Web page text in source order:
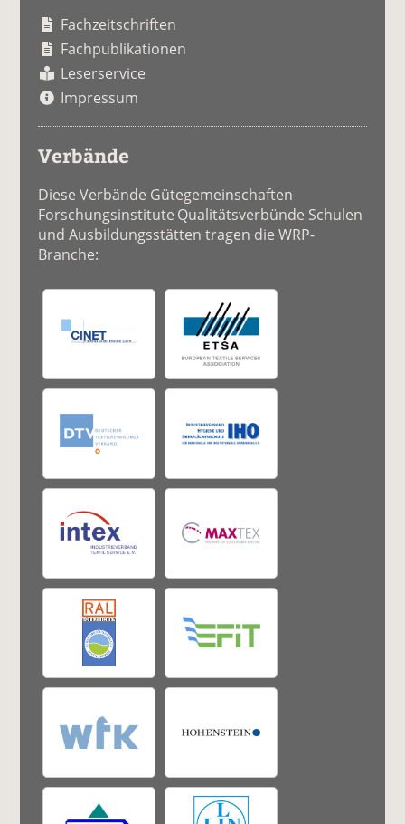
Fachzeitschriften
Fachpublikationen
Leserservice
Impressum
Verbände
Diese Verbände Gütegemeinschaften
Forschungsinstitute Qualitätsverbünde Schulen
und Ausbildungsstätten tragen die WRP-
Branche: